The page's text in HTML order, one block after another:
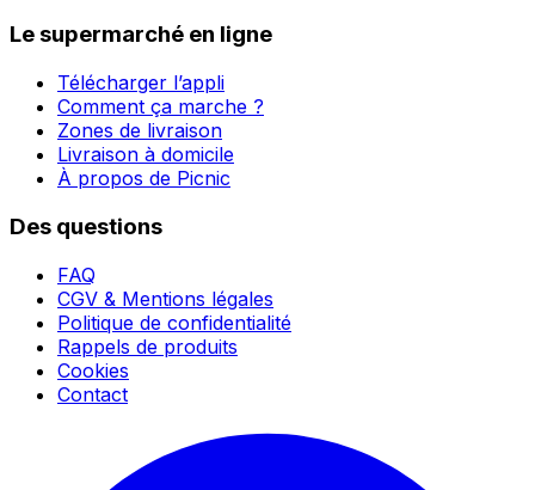
Le supermarché en ligne
Télécharger l’appli
Comment ça marche ?
Zones de livraison
Livraison à domicile
À propos de Picnic
Des questions
FAQ
CGV & Mentions légales
Politique de confidentialité
Rappels de produits
Cookies
Contact